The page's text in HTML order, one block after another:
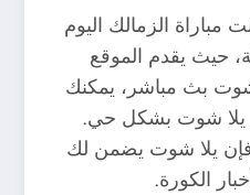
مباراة الزمالك اليوم
حيث يقدم الموقع
شوت بث مباشر، يمكنك
يلا شوت بشكل حي.
فإن يلا شوت يضمن لك
الكورة.